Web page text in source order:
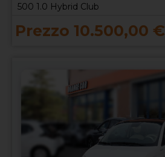
500 1.0 Hybrid Club
Prezzo 10.500,00 €